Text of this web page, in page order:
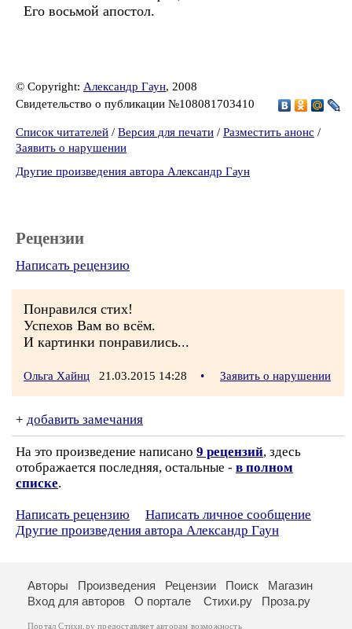
Его восьмой апостол.
© Copyright: Александр Гаун, 2008
Свидетельство о публикации №108081703410
Список читателей / Версия для печати / Разместить анонс /
Заявить о нарушении
Другие произведения автора Александр Гаун
Рецензии
Написать рецензию
Понравился стих!
Успехов Вам во всём.
И картинки понравились...
Ольга Хайнц 21.03.2015 14:28 • Заявить о нарушении
+ добавить замечания
На это произведение написано 9 рецензий, здесь
отображается последняя, остальные - в полном
списке.
Написать рецензию
Написать личное сообщение
Другие произведения автора Александр Гаун
Авторы Произведения Рецензии Поиск
Магазин
Вход для авторов
О портале Стихи.ру Проза.ру
Портал Стихи.ру предоставляет авторам возможность